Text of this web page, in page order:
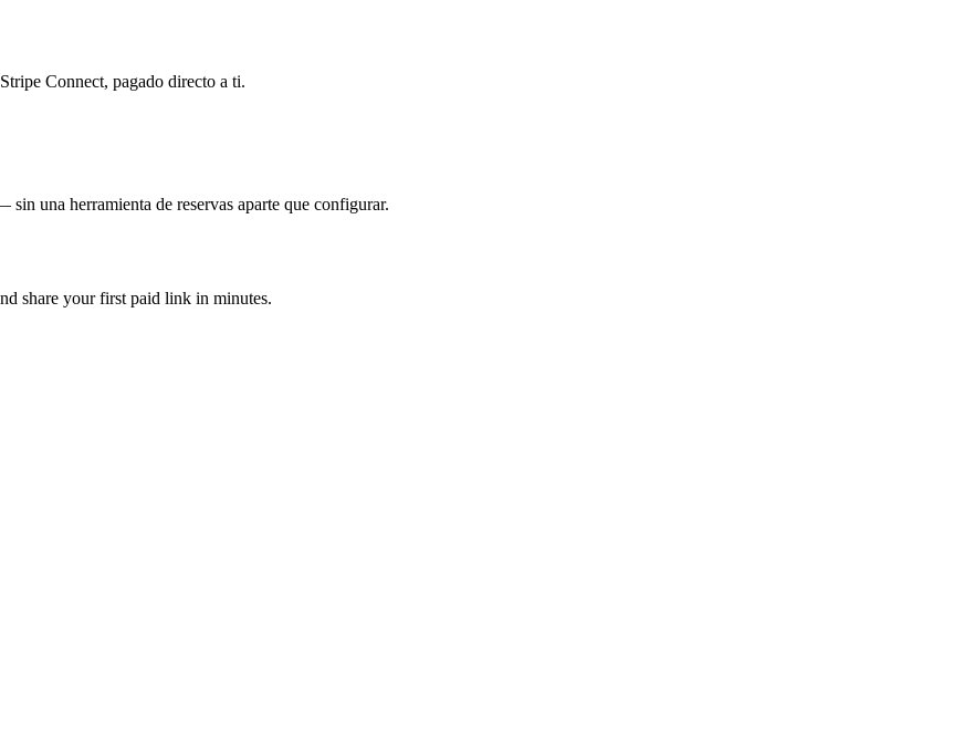
Connect, pagado directo a ti.
una herramienta de reservas aparte que configurar.
share your first paid link in minutes.